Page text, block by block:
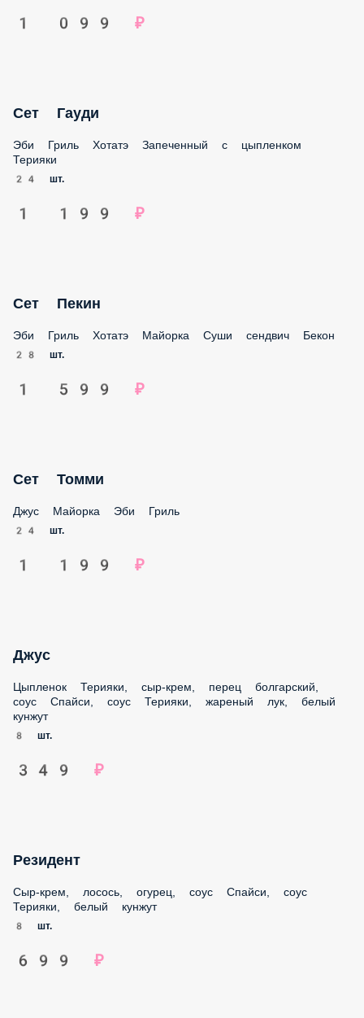
1 099 ₽
Сет Гауди
24 шт.
1 199 ₽
Эби Гриль Хотатэ Майорка Суши сендвич Бекон
28 шт.
1 599 ₽
Джус Майорка Эби Гриль
24 шт.
1 199 ₽
Цыпленок Терияки, сыр-крем, перец болгарский, соус
8 шт.
349 ₽
белый кунжут
8 шт.
699 ₽